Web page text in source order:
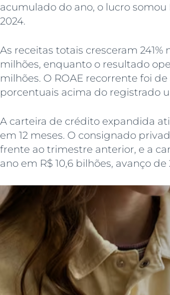
acumulado do ano, o lucro somou
2024.
As receitas totais cresceram
milhões, enquanto o resultado
milhões. O ROAE recorrente foi
porcentuais acima do registrado
A carteira de crédito expandida
em 12 meses. O consignado
frente ao trimestre anterior, e a
ano em R$ 10,6 bilhões, avanço